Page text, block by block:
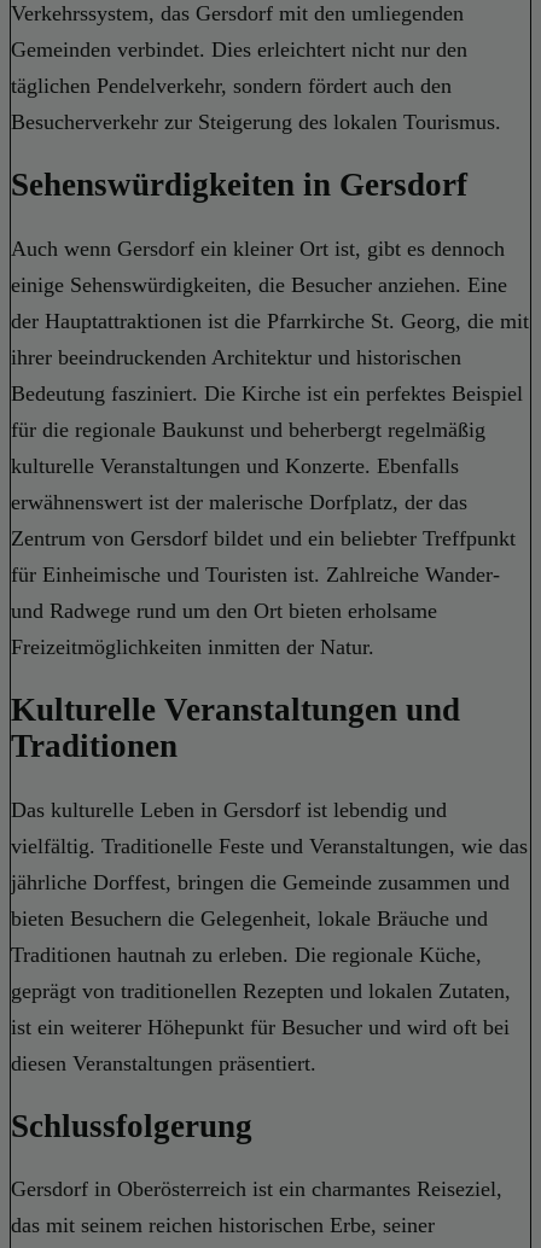
Verkehrssystem, das Gersdorf mit den umliegenden
Gemeinden verbindet. Dies erleichtert nicht nur den
täglichen Pendelverkehr, sondern fördert auch den
Besucherverkehr zur Steigerung des lokalen Tourismus.
Sehenswürdigkeiten in Gersdorf
Auch wenn Gersdorf ein kleiner Ort ist, gibt es dennoch
einige Sehenswürdigkeiten, die Besucher anziehen. Eine
der Hauptattraktionen ist die Pfarrkirche St. Georg, die mit
ihrer beeindruckenden Architektur und historischen
Bedeutung fasziniert. Die Kirche ist ein perfektes Beispiel
für die regionale Baukunst und beherbergt regelmäßig
kulturelle Veranstaltungen und Konzerte. Ebenfalls
erwähnenswert ist der malerische Dorfplatz, der das
Zentrum von Gersdorf bildet und ein beliebter Treffpunkt
für Einheimische und Touristen ist. Zahlreiche Wander-
und Radwege rund um den Ort bieten erholsame
Freizeitmöglichkeiten inmitten der Natur.
Kulturelle Veranstaltungen und
Traditionen
Das kulturelle Leben in Gersdorf ist lebendig und
vielfältig. Traditionelle Feste und Veranstaltungen, wie das
jährliche Dorffest, bringen die Gemeinde zusammen und
bieten Besuchern die Gelegenheit, lokale Bräuche und
Traditionen hautnah zu erleben. Die regionale Küche,
geprägt von traditionellen Rezepten und lokalen Zutaten,
ist ein weiterer Höhepunkt für Besucher und wird oft bei
diesen Veranstaltungen präsentiert.
Schlussfolgerung
Gersdorf in Oberösterreich ist ein charmantes Reiseziel,
das mit seinem reichen historischen Erbe, seiner